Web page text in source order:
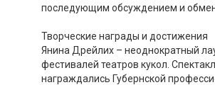
последующим обсуждением и
Творческие награды и достижения
Янина Дрейлих – неоднократный
фестивалей театров кукол.
награждались Губернской